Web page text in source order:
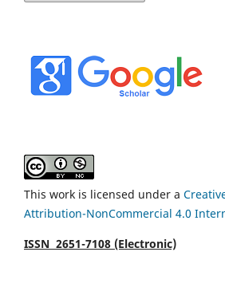
This work is licensed under a
Attribution-NonCommercial 4.0
ISSN 2651-7108 (Electronic)